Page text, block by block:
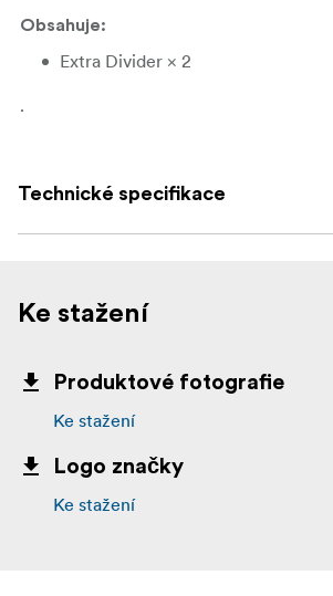
Obsahuje:
Extra Divider × 2
.
Technické specifikace
Ke stažení
Produktové fotografie
Ke stažení
Logo značky
Ke stažení